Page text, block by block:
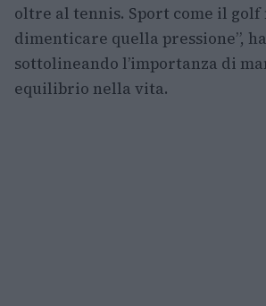
oltre al tennis. Sport come il golf
dimenticare quella pressione”,
sottolineando l’importanza di
equilibrio nella vita.